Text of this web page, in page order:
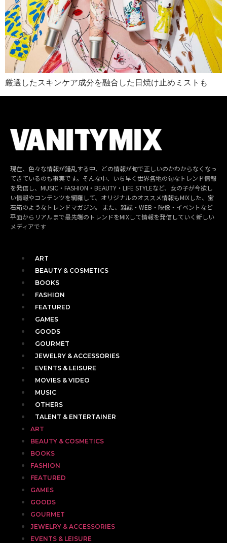
厳選したスキンケア成分を融合した日焼け止めミストも
現在、色々な情報が錯乱する中、どの情報が旬で正しいのかわからなくなっ
てきているのも事実です。そんな中、いち早く世界各地の旬なトレンド情報
を発信し、MUSIC・FASHION・BEAUTY・LIFE STYLEなど、女の子が今欲し
い情報やコンテンツを網羅して、オリジナルのオススメ情報もMIXした、宝
石箱のようなトレンドマガジン。 また、雑誌・WEB・映像・イベントなど
平面からリアルまで最先端のトレンドをMIXして情報を発信していく新しい
メディアです
ART
BEAUTY & COSMETICS
BOOKS
FASHION
FEATURED
GAMES
GOODS
GOURMET
JEWELRY & ACCESSORIES
EVENTS & LEISURE
MOVIES & VIDEO
MUSIC
OTHERS
TALENT & ENTERTAINER
ART
BEAUTY & COSMETICS
BOOKS
FASHION
FEATURED
GAMES
GOODS
GOURMET
JEWELRY & ACCESSORIES
EVENTS & LEISURE